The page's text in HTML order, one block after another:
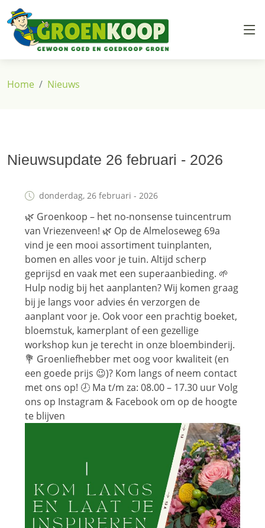
Overslaan en naar de inhoud gaan
Kruimelpad
Home Nieuws
Nieuwsupdate 26 februari - 2026
donderdag, 26 februari - 2026
🌿 Groenkoop – het no-nonsense tuincentrum
van Vriezenveen! 🌿 Op de Almeloseweg 69a
vind je een mooi assortiment tuinplanten,
bomen en alles voor je tuin. Altijd scherp
geprijsd en vaak met een superaanbieding. 🌱
Hulp nodig bij het aanplanten? Wij komen graag
bij je langs voor advies én verzorgen de
aanplant voor je. Ook voor een prachtig boeket,
bloemstuk, kamerplant of een gezellige
workshop kun je terecht in onze bloembinderij.
💐 Groenliefhebber met oog voor kwaliteit (en
een goede prijs 😉)? Kom langs of neem contact
met ons op! 🕗 Ma t/m za: 08.00 – 17.30 uur Volg
ons op Instagram & Facebook om op de hoogte
te blijven